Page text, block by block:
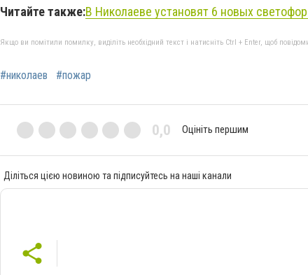
Читайте также:В Николаеве установят 6 новых
Якщо ви помітили помилку, виділіть необхідний текст і натисніть Ctrl + Enter, щоб
#николаев #пожар
0,0 Оцініть першим
Діліться цією новиною та підписуйтесь на наші канали